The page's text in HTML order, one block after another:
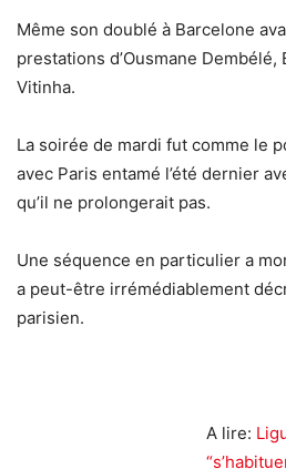
Même son doublé à Barcelone
prestations d’Ousmane Dembélé,
Vitinha.
La soirée de mardi fut comme le
avec Paris entamé l’été dernier
qu’il ne prolongerait pas.
Une séquence en particulier a
a peut-être irrémédiablement
parisien.
A lire: